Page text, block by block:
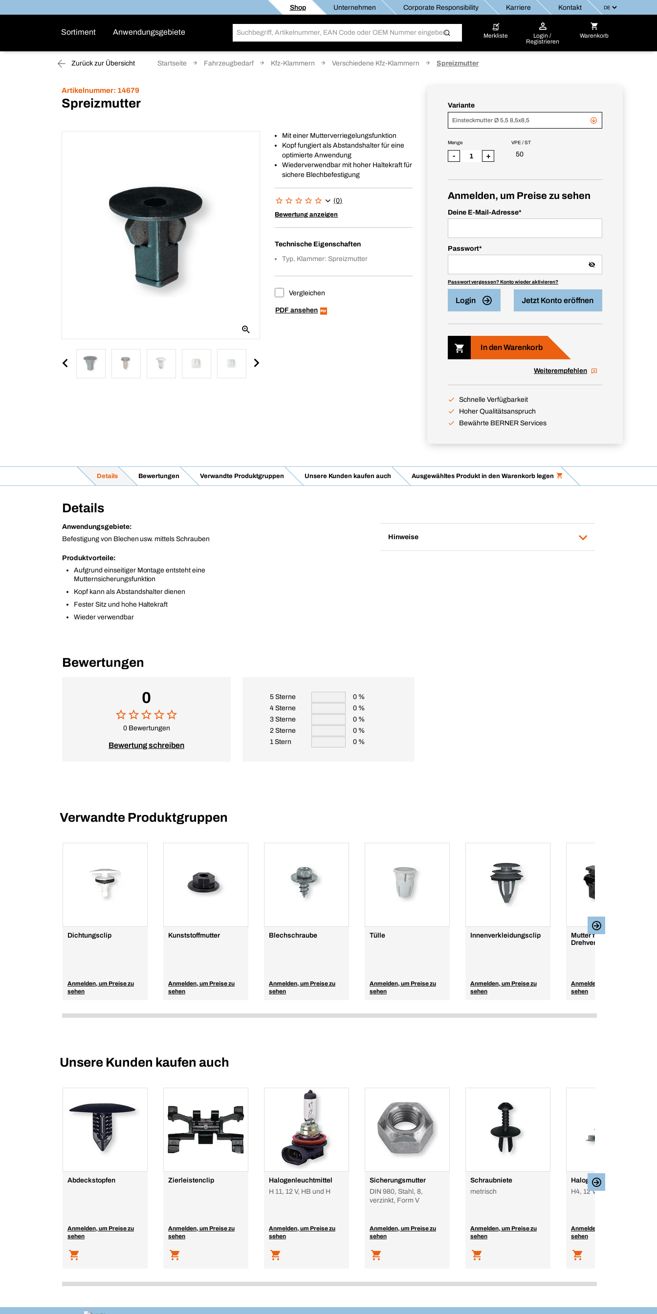
Shop Unternehmen Corporate Responsibility Karriere Kontakt
Sortiment Anwendungsgebiete Merkliste
Login /
Registrieren
Warenkorb
Zurück zur Übersicht Startseite Fahrzeugbedarf Kfz-Klammern Verschiedene Kfz-Klammern Spreizmutter
Artikelnummer: 14679
Spreizmutter
Mit einer Mutterverriegelungsfunktion
Kopf fungiert als Abstandshalter für eine
optimierte Anwendung
Wiederverwendbar mit hoher Haltekraft für
sichere Blechbefestigung
(0)
Bewertung anzeigen
Technische Eigenschaften
Typ, Klammer: Spreizmutter
Vergleichen
PDF ansehen
Variante
Einsteckmutter Ø 5,5 8,5x8,5
VPE / ST
50
Menge
- +
Anmelden, um Preise zu sehen
Deine E-Mail-Adresse*
Passwort*
Passwort vergessen? Konto wieder aktivieren?
Login Jetzt Konto eröffnen
In den Warenkorb
Weiterempfehlen
Schnelle Verfügbarkeit
Hoher Qualitätsanspruch
Bewährte BERNER Services
Details Bewertungen Verwandte Produktgruppen Unsere Kunden kaufen auch Ausgewähltes Produkt in den Warenkorb legen
Details
Anwendungsgebiete:
Befestigung von Blechen usw. mittels Schrauben
Produktvorteile:
Aufgrund einseitiger Montage entsteht eine
Mutternsicherungsfunktion
Kopf kann als Abstandshalter dienen
Fester Sitz und hohe Haltekraft
Wieder verwendbar
Hinweise
Bewertungen
0
0 Bewertungen
Bewertung schreiben
5 Sterne
0 %
4 Sterne
0 %
3 Sterne
0 %
2 Sterne
0 %
1 Stern
0 %
Verwandte Produktgruppen
Dichtungsclip
Anmelden, um Preise zu
sehen
Kunststoffmutter
Anmelden, um Preise zu
sehen
Blechschraube
Anmelden, um Preise zu
sehen
Tülle
Anmelden, um Preise zu
sehen
Innenverkleidungsclip
Anmelden, um Preise zu
sehen
Mutter für
Drehverschlüsse
Anmelden, um Preise zu
sehen
Unsere Kunden kaufen auch
Abdeckstopfen
Anmelden, um Preise zu
sehen
Zierleistenclip
Anmelden, um Preise zu
sehen
Halogenleuchtmittel
H 11, 12 V, HB und H
Anmelden, um Preise zu
sehen
Sicherungsmutter
DIN 980, Stahl, 8,
verzinkt, Form V
Anmelden, um Preise zu
sehen
Schraubniete
metrisch
Anmelden, um Preise zu
sehen
Halogenlampe
H4, 12 V
Anmelden, um Preise zu
sehen